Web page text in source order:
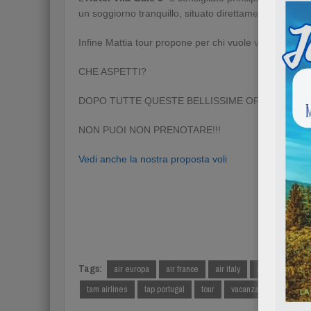
un soggiorno tranquillo, situato direttamente sul
Infine Mattia tour propone per chi vuole viaggiare
CHE ASPETTI?
DOPO TUTTE QUESTE BELLISSIME OFFERTE
NON PUOI NON PRENOTARE!!!
Vedi anche la nostra proposta voli
Tags: air europa air france air italy alitalia
tam airlines
tap portugal tour vacanza villaggi